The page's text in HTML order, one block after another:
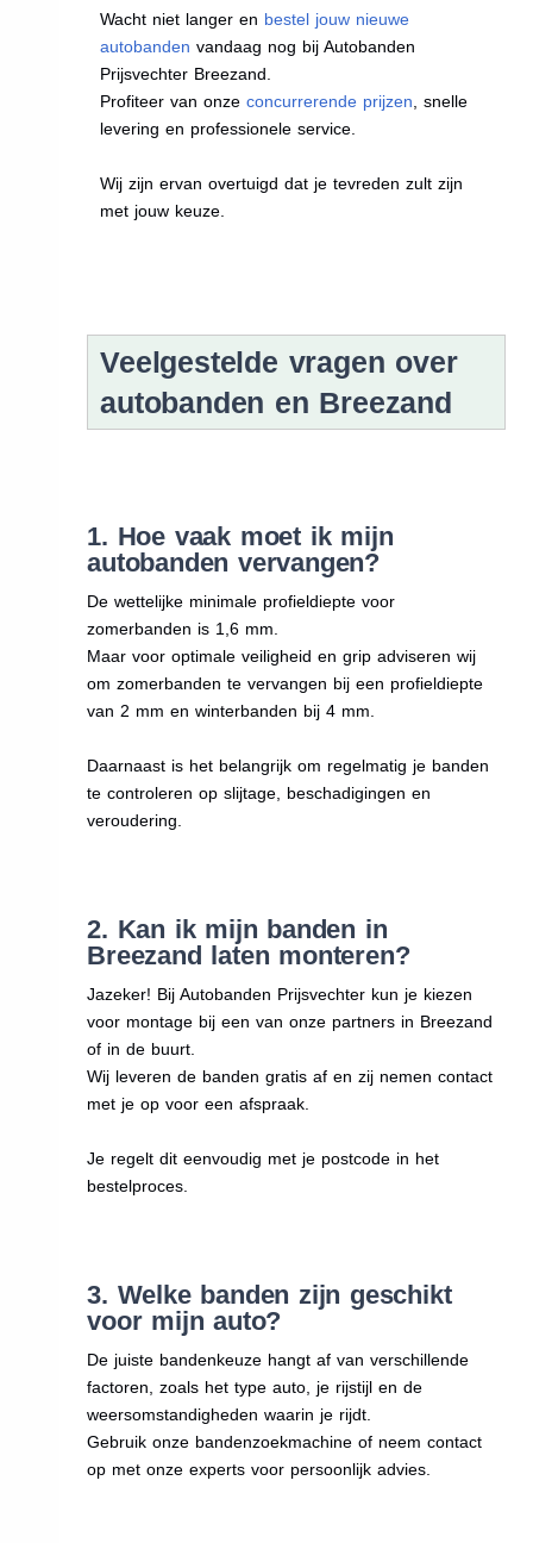
Wacht niet langer en bestel jouw nieuwe
autobanden vandaag nog bij Autobanden
Prijsvechter Breezand.
Profiteer van onze concurrerende prijzen , snelle
levering en professionele service.
Wij zijn ervan overtuigd dat je tevreden zult zijn
met jouw keuze.
Veelgestelde vragen over
autobanden en Breezand
1. Hoe vaak moet ik mijn
autobanden vervangen?
De wettelijke minimale profieldiepte voor
zomerbanden is 1,6 mm.
Maar voor optimale veiligheid en grip adviseren wij
om zomerbanden te vervangen bij een profieldiepte
van 2 mm en winterbanden bij 4 mm.
Daarnaast is het belangrijk om regelmatig je banden
te controleren op slijtage, beschadigingen en
veroudering.
2. Kan ik mijn banden in
Breezand laten monteren?
Jazeker! Bij Autobanden Prijsvechter kun je kiezen
voor montage bij een van onze partners in Breezand
of in de buurt.
Wij leveren de banden gratis af en zij nemen contact
met je op voor een afspraak.
Je regelt dit eenvoudig met je postcode in het
bestelproces.
3. Welke banden zijn geschikt
voor mijn auto?
De juiste bandenkeuze hangt af van verschillende
factoren, zoals het type auto, je rijstijl en de
weersomstandigheden waarin je rijdt.
Gebruik onze bandenzoekmachine of neem contact
op met onze experts voor persoonlijk advies.